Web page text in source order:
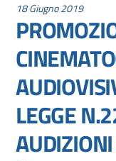
18 Giugno 2019
LEGGE